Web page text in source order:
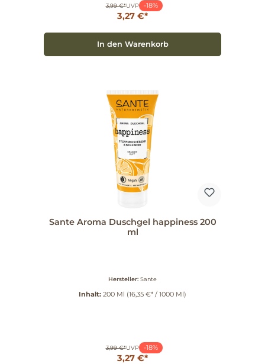
3,99 €*UVP -18%
3,27 €*
In den Warenkorb
Sante Aroma Duschgel happiness 200
ml
Hersteller: Sante
Inhalt: 200 Ml (16,35 €* / 1000 Ml)
3,99 €*UVP -18%
3,27 €*